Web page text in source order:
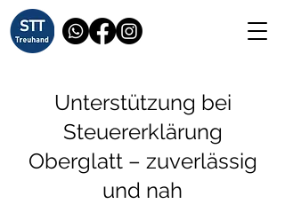
Unterstützung bei
Steuererklärung
Oberglatt – zuverlässig
und nah